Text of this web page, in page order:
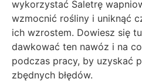
wykorzystać Saletrę
wzmocnić rośliny i uniknąć
ich wzrostem. Dowiesz się
dawkować ten nawóz i na
podczas pracy, by uzyskać
zbędnych błędów.